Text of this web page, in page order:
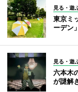
見る・遊
東京ミ
ーデン
見る・遊
六本木
が謎解